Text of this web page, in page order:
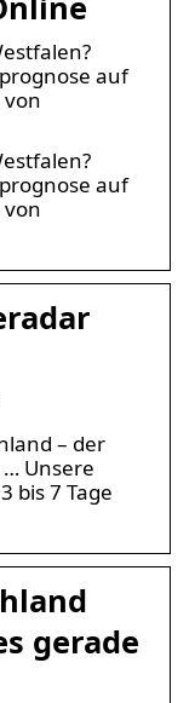
auf
auf
– der
… Unsere
bis 7 Tage
gerade